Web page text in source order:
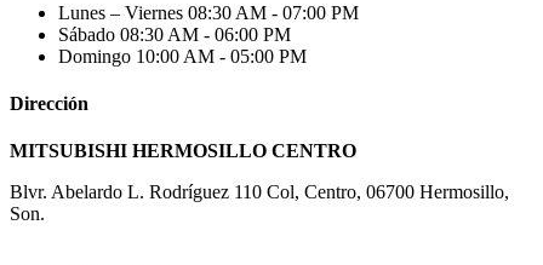
Lunes – Viernes 08:30 AM - 07:00 PM
Sábado 08:30 AM - 06:00 PM
Domingo 10:00 AM - 05:00 PM
Dirección
MITSUBISHI HERMOSILLO CENTRO
Blvr. Abelardo L. Rodríguez 110 Col, Centro, 06700 Hermosillo,
Son.